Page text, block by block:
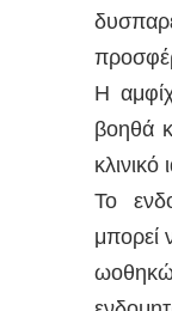
Η
βοηθά
κλινικό
Το
μπορεί